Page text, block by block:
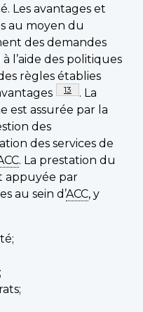
Les avantages et
au moyen du
des demandes
l’aide des politiques
règles établies
Note de bas de page
13
. La
est assurée par la
des
des services de
. La prestation du
appuyée par
au sein d’ACC, y